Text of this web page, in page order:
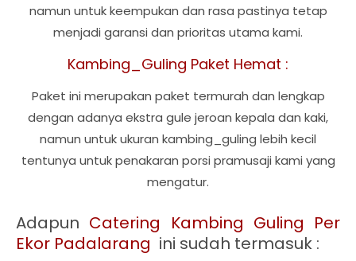
namun untuk keempukan dan rasa pastinya tetap
menjadi garansi dan prioritas utama kami.
Kambing_Guling Paket Hemat :
Paket ini merupakan paket termurah dan lengkap
dengan adanya ekstra gule jeroan kepala dan kaki,
namun untuk ukuran kambing_guling lebih kecil
tentunya untuk penakaran porsi pramusaji kami yang
mengatur.
Adapun Catering Kambing Guling Per
Ekor Padalarang ini sudah termasuk :